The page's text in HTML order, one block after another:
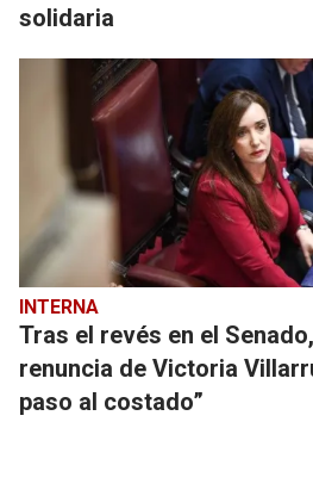
solidaria
INTERNA
Tras el revés en el
renuncia de Victoria
paso al costado”